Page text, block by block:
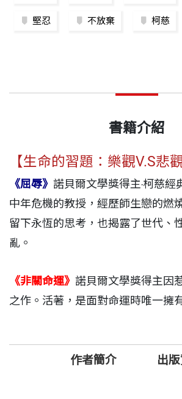
堅忍 不放棄 柯慈
書籍介紹
【生命的習題：樂觀V.S悲觀
《屈辱》 諾貝爾文學獎得主‧柯慈經
中年危機的教授，經歷師生戀的燃
留下永恆的思考，也揭露了世代、
亂。
《非關命運》 諾貝爾文學獎得主因
之作。活著，是面對命運時唯一擁
作者簡介 出